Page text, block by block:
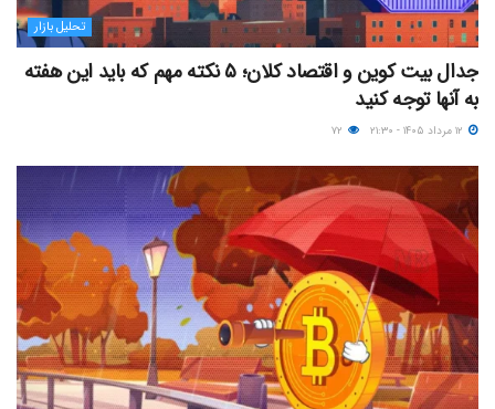
تحلیل بازار
جدال بیت کوین و اقتصاد کلان؛ ۵ نکته مهم که باید این هفته
به آنها توجه کنید